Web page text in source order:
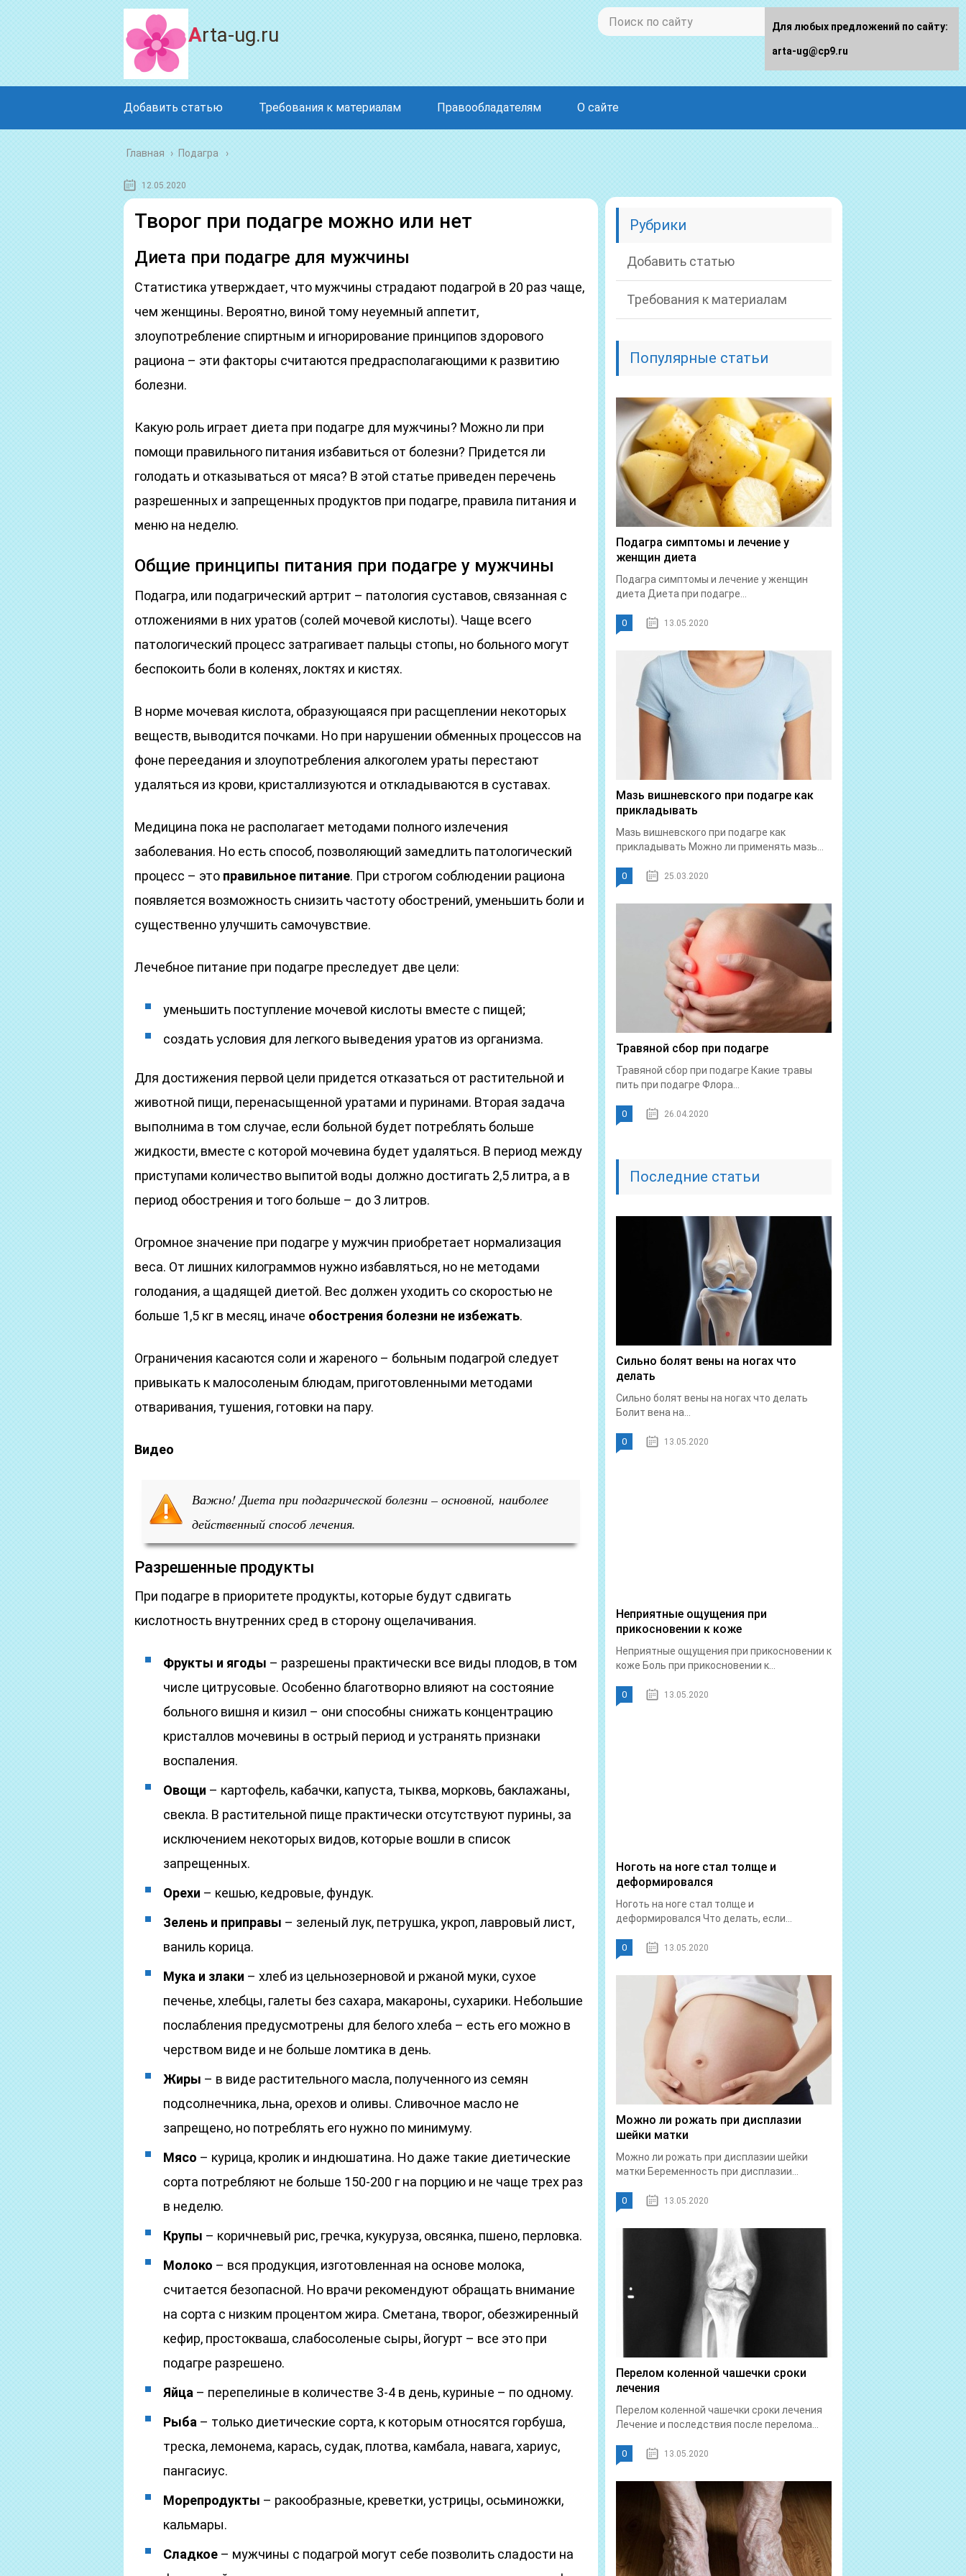
Arta-ug.ru
Добавить статью Требования к материалам Правообладателям О сайте
Главная › Подагра
12.05.2020
Творог при подагре можно или нет
Диета при подагре для мужчины
Статистика утверждает, что мужчины страдают подагрой в 20 раз чаще,
чем женщины. Вероятно, виной тому неуемный аппетит,
злоупотребление спиртным и игнорирование принципов здорового
рациона – эти факторы считаются предрасполагающими к развитию
болезни.
Какую роль играет диета при подагре для мужчины? Можно ли при
помощи правильного питания избавиться от болезни? Придется ли
голодать и отказываться от мяса? В этой статье приведен перечень
разрешенных и запрещенных продуктов при подагре, правила питания и
меню на неделю.
Общие принципы питания при подагре у мужчины
Подагра, или подагрический артрит – патология суставов, связанная с
отложениями в них уратов (солей мочевой кислоты). Чаще всего
патологический процесс затрагивает пальцы стопы, но больного могут
беспокоить боли в коленях, локтях и кистях.
В норме мочевая кислота, образующаяся при расщеплении некоторых
веществ, выводится почками. Но при нарушении обменных процессов на
фоне переедания и злоупотребления алкоголем ураты перестают
удаляться из крови, кристаллизуются и откладываются в суставах.
Медицина пока не располагает методами полного излечения
заболевания. Но есть способ, позволяющий замедлить патологический
процесс – это правильное питание. При строгом соблюдении рациона
появляется возможность снизить частоту обострений, уменьшить боли и
существенно улучшить самочувствие.
Лечебное питание при подагре преследует две цели:
уменьшить поступление мочевой кислоты вместе с пищей;
создать условия для легкого выведения уратов из организма.
Для достижения первой цели придется отказаться от растительной и
животной пищи, перенасыщенной уратами и пуринами. Вторая задача
выполнима в том случае, если больной будет потреблять больше
жидкости, вместе с которой мочевина будет удаляться. В период между
приступами количество выпитой воды должно достигать 2,5 литра, а в
период обострения и того больше – до 3 литров.
Огромное значение при подагре у мужчин приобретает нормализация
веса. От лишних килограммов нужно избавляться, но не методами
голодания, а щадящей диетой. Вес должен уходить со скоростью не
больше 1,5 кг в месяц, иначе обострения болезни не избежать.
Ограничения касаются соли и жареного – больным подагрой следует
привыкать к малосоленым блюдам, приготовленными методами
отваривания, тушения, готовки на пару.
Видео
Важно! Диета при подагрической болезни – основной, наиболее
действенный способ лечения.
Разрешенные продукты
При подагре в приоритете продукты, которые будут сдвигать
кислотность внутренних сред в сторону ощелачивания.
Фрукты и ягоды – разрешены практически все виды плодов, в том
числе цитрусовые. Особенно благотворно влияют на состояние
больного вишня и кизил – они способны снижать концентрацию
кристаллов мочевины в острый период и устранять признаки
воспаления.
Овощи – картофель, кабачки, капуста, тыква, морковь, баклажаны,
свекла. В растительной пище практически отсутствуют пурины, за
исключением некоторых видов, которые вошли в список
запрещенных.
Орехи – кешью, кедровые, фундук.
Зелень и приправы – зеленый лук, петрушка, укроп, лавровый лист,
ваниль корица.
Мука и злаки – хлеб из цельнозерновой и ржаной муки, сухое
печенье, хлебцы, галеты без сахара, макароны, сухарики. Небольшие
послабления предусмотрены для белого хлеба – есть его можно в
черством виде и не больше ломтика в день.
Жиры – в виде растительного масла, полученного из семян
подсолнечника, льна, орехов и оливы. Сливочное масло не
запрещено, но потреблять его нужно по минимуму.
Мясо – курица, кролик и индюшатина. Но даже такие диетические
сорта потребляют не больше 150-200 г на порцию и не чаще трех раз
в неделю.
Крупы – коричневый рис, гречка, кукуруза, овсянка, пшено, перловка.
Молоко – вся продукция, изготовленная на основе молока,
считается безопасной. Но врачи рекомендуют обращать внимание
на сорта с низким процентом жира. Сметана, творог, обезжиренный
кефир, простокваша, слабосоленые сыры, йогурт – все это при
подагре разрешено.
Яйца – перепелиные в количестве 3-4 в день, куриные – по одному.
Рыба – только диетические сорта, к которым относятся горбуша,
треска, лемонема, карась, судак, плотва, камбала, навага, хариус,
пангасиус.
Морепродукты – ракообразные, креветки, устрицы, осьминожки,
кальмары.
Сладкое – мужчины с подагрой могут себе позволить сладости на
Рубрики
Добавить статью
Требования к материалам
Популярные статьи
Подагра симптомы и лечение у
женщин диета
Подагра симптомы и лечение у женщин
диета Диета при подагре...
0 13.05.2020
Мазь вишневского при подагре как
прикладывать
Мазь вишневского при подагре как
прикладывать Можно ли применять мазь...
0 25.03.2020
Травяной сбор при подагре
Травяной сбор при подагре Какие травы
пить при подагре Флора...
0 26.04.2020
Последние статьи
Сильно болят вены на ногах что
делать
Сильно болят вены на ногах что делать
Болит вена на...
0 13.05.2020
Неприятные ощущения при
прикосновении к коже
Неприятные ощущения при прикосновении к
коже Боль при прикосновении к...
0 13.05.2020
Ноготь на ноге стал толще и
деформировался
Ноготь на ноге стал толще и
деформировался Что делать, если...
0 13.05.2020
Можно ли рожать при дисплазии
шейки матки
Можно ли рожать при дисплазии шейки
матки Беременность при дисплазии...
0 13.05.2020
Перелом коленной чашечки сроки
лечения
Перелом коленной чашечки сроки лечения
Лечение и последствия после перелома...
0 13.05.2020
Для любых предложений по сайту:
arta-ug@cp9.ru